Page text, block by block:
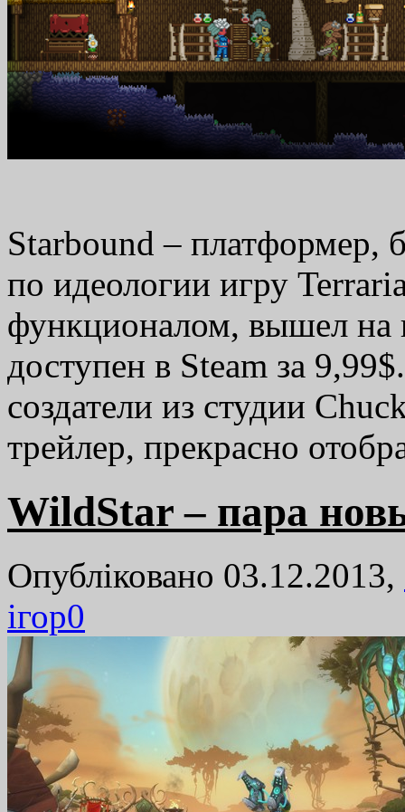
Starbound – платформер,
по идеологии игру
функционалом, вышел на
доступен в Steam за
создатели из студии
трейлер, прекрасно
WildStar – пара
Опубліковано 03.12.2013,
ігор0